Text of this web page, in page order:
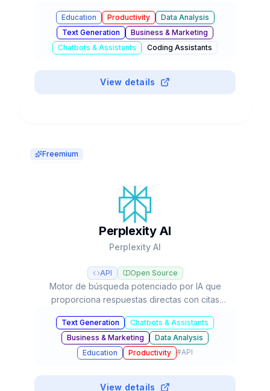
flujos de trabajo agénticos con modelos Opus,
Sonnet y Haiku.
Education Productivity
Data Analysis
Text Generation
Business & Marketing
Chatbots & Assistants
Coding Assistants
View details
Freemium
Perplexity AI
Perplexity AI
API Open Source
Motor de búsqueda potenciado por IA que
proporciona respuestas directas con citas
automatizada y acceso a múltiples modelos LLM
como GPT-5, Claude y Gemini.
Text Generation
Chatbots & Assistants
Business & Marketing
Data Analysis
Education
Productivity #API
View details